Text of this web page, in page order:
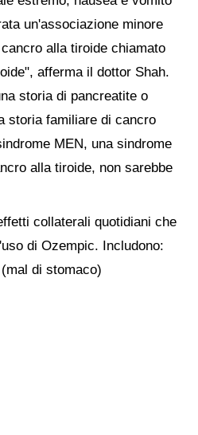
un'associazione minore
alla tiroide chiamato
afferma il dottor Shah.
storia di pancreatite o
storia familiare di cancro
MEN, una sindrome
alla tiroide, non sarebbe
collaterali quotidiani che
di Ozempic. Includono:
di stomaco)